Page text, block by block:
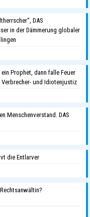
DAS
in der Dämmerung globaler
Prophet, dann falle Feuer
und Idiotenjustiz
Menschenverstand. DAS
die Entlarver